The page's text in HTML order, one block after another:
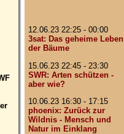
12.06.23 22:25 - 00:00
3sat: Das geheime Leben
der Bäume
15.06.23 22:45 - 23:30
SWR: Arten schützen -
aber wie?
10.06.23 16:30 - 17:15
phoenix: Zurück zur
Wildnis - Mensch und
Natur im Einklang